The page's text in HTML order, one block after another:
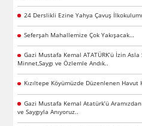
24 Derslikli Ezine Yahya Çavuş
Seferşah Mahallemize Çok Yakışacak…
Gazi Mustafa Kemal ATATÜRK’ü İzin
Minnet,Saygı ve Özlemle Andık..
Kızıltepe Köyümüzde Düzenlenen Havut
Gazi Mustafa Kemal Atatürk’ü Aramızdan
ve Saygıyla Anıyoruz..